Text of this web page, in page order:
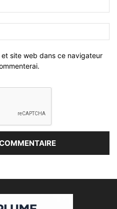
et site web dans ce navigateur